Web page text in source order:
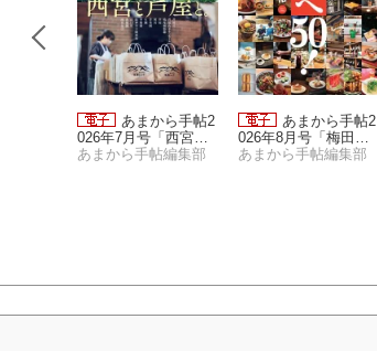
あまから手帖2
026年7月号「西宮と
芦屋と。」
あまから手帖編集部
あまから手帖2
026年8月号「梅田へ5
0！」
あまから手帖編集部